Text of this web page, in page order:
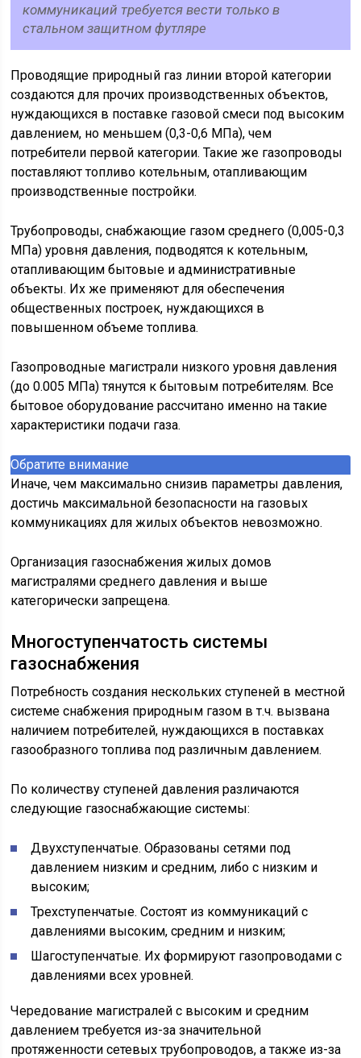
коммуникаций требуется вести только в
стальном защитном футляре
Проводящие природный газ линии второй категории
создаются для прочих производственных объектов,
нуждающихся в поставке газовой смеси под высоким
давлением, но меньшем (0,3-0,6 МПа), чем
потребители первой категории. Такие же газопроводы
поставляют топливо котельным, отапливающим
производственные постройки.
Трубопроводы, снабжающие газом среднего (0,005-0,3
МПа) уровня давления, подводятся к котельным,
отапливающим бытовые и административные
объекты. Их же применяют для обеспечения
общественных построек, нуждающихся в
повышенном объеме топлива.
Газопроводные магистрали низкого уровня давления
(до 0.005 МПа) тянутся к бытовым потребителям. Все
бытовое оборудование рассчитано именно на такие
характеристики подачи газа.
Обратите внимание
Иначе, чем максимально снизив параметры давления,
достичь максимальной безопасности на газовых
коммуникациях для жилых объектов невозможно.
Организация газоснабжения жилых домов
магистралями среднего давления и выше
категорически запрещена.
Многоступенчатость системы
газоснабжения
Потребность создания нескольких ступеней в местной
системе снабжения природным газом в т.ч. вызвана
наличием потребителей, нуждающихся в поставках
газообразного топлива под различным давлением.
По количеству ступеней давления различаются
следующие газоснабжающие системы:
Двухступенчатые. Образованы сетями под
давлением низким и средним, либо с низким и
высоким;
Трехступенчатые. Состоят из коммуникаций с
давлениями высоким, средним и низким;
Шагоступенчатые. Их формируют газопроводами с
давлениями всех уровней.
Чередование магистралей с высоким и средним
давлением требуется из-за значительной
протяженности сетевых трубопроводов, а также из-за